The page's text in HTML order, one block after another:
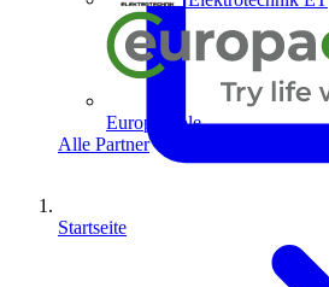
Europacable
Alle Partner
Startseite